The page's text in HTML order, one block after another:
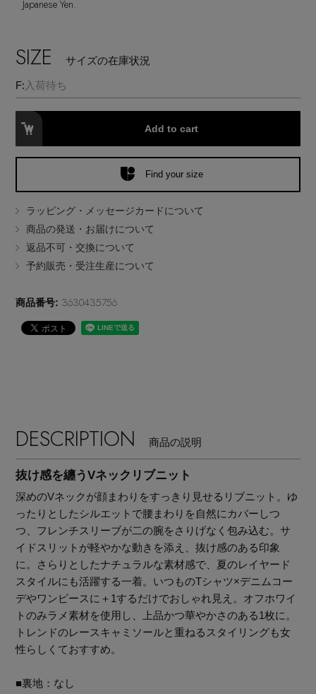
チャーム・ストラップ
その他(傘・ハンカチ・時計など)
メルマガ PICKUP
PERSONAL COLOR
エディター厳選ギフト
【エディターズ・エッセンシャル】
Japanese Yen.
SIZE サイズの在庫状況
F: 入荷待ち
Add to cart
Find your size
ラッピング・メッセージカードについて
商品の発送・お届けについて
返品不可・交換について
予約販売・受注生産について
商品番号: 3630435756
DESCRIPTION 商品の説明
抜け感を纏うVネックリブニット
深めのVネックが顔まわりをすっきり見せるリブニット。ゆ
ったりとしたシルエットで腰まわりを自然にカバーしつ
つ、フレンチスリーブが二の腕をさりげなく包み込む。サ
イドスリットが軽やかな動きを添え、抜け感のある印象
に。さらりとしたナチュラルな素材感で、夏のレイヤード
スタイルにも活躍する一着。いつものTシャツ×デニムコー
デやワンピースに＋1するだけでおしゃれ見え。オフホワイ
トのみラメ素材を使用し、上品かつ華やかさのある1枚に。
トレンドのレースキャミソールと重ねるスタイリングも女
性らしくておすすめ。
■裏地：なし